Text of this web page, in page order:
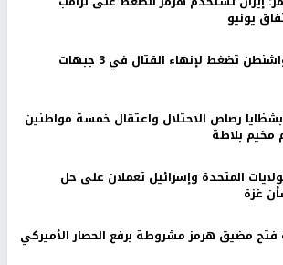
- قال نادي الأسير، اليوم الأربعاء، "إنه ومع
إضرابه المفتوح عن الطعام، بحسب عائلته
يرتفع عدد الأسرى المضربين إلى 11 أسير.
وأوضح النادي في بيان له، أن المعتقل الاخرس (52 عاماً) من بلدة سيلة
كان آخرها في عام 2020، شرع خلاله في إضراب مفتوح عن الطعام